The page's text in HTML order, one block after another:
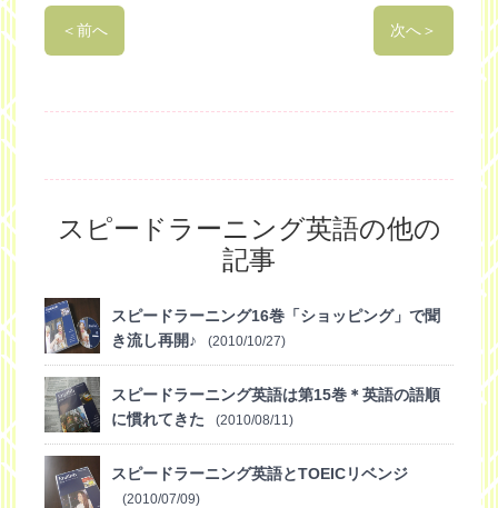
＜前へ 次へ＞
スピードラーニング英語の他の
記事
スピードラーニング16巻「ショッピング」で聞
き流し再開♪
(2010/10/27)
スピードラーニング英語は第15巻＊英語の語順
に慣れてきた
(2010/08/11)
スピードラーニング英語とTOEICリベンジ
(2010/07/09)